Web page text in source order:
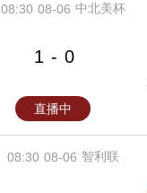
08-06
08:30 中北美杯
1 - 0
直播中
08-06
08:30 智利联